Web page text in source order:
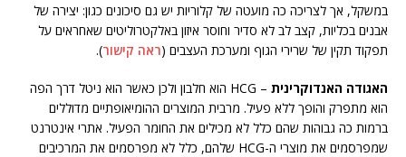
במשקל, אך לצריכה כה מועטה של קלוריות יש גם סיכונים כגון: יצירה של
אבנים בכליות, קצב לב לא סדיר וחוסר איזון באלקטרוליטים שאחראים על
תפקוד תקין של שרירי הגוף ומערכת העצבים (ראה קישור).
האגודה האנדוקרינית
– HCG הוא חלבון ולכן כאשר הוא ניטל דרך הפה
הוא מתפרק והופך ללא פעיל. מרבית המוצרים ההומיאופתיים מדוללים
ברמות כה גבוהות שהם כלל לא מכילים את החומר הפעיל. אתרי אינטרנט
שמפרסמים את מוצרי ה-HCG שלהם, כלל לא מפרסמים את המרכיבים